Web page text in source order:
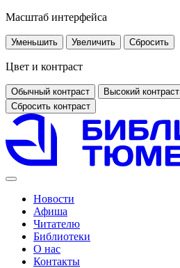
Масштаб интерфейса
Уменьшить Увеличить Сбросить
Цвет и контраст
Обычный контраст Высокий контраст
Сбросить контраст
Новости
Афиша
Читателю
Библиотеки
О нас
Контакты